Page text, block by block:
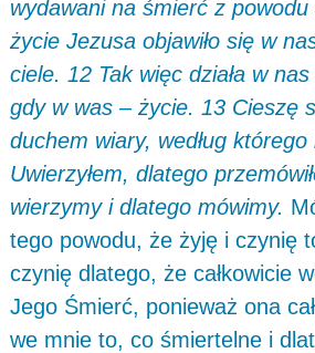
wydawani na śmierć z
życie Jezusa objawiło się w
ciele. 12 Tak więc działa w
gdy w was – życie. 13 Cieszę
duchem wiary, według którego
Uwierzyłem, dlatego
wierzymy i dlatego mówimy.
tego powodu, że żyję i czynię
czynię dlatego, że całkowicie
Jego Śmierć, ponieważ ona
we mnie to, co śmiertelne i